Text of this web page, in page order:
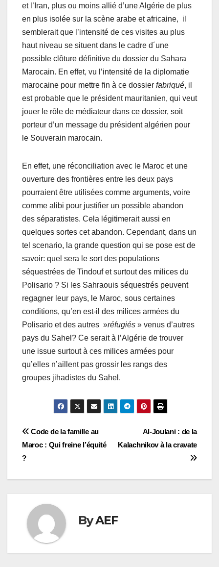
et l’Iran, plus ou moins allié d’une Algérie de plus
en plus isolée sur la scène arabe et africaine, il
semblerait que l’intensité de ces visites au plus
haut niveau se situent dans le cadre d´une
possible clôture définitive du dossier du Sahara
Marocain. En effet, vu l’intensité de la diplomatie
marocaine pour mettre fin à ce dossier fabriqué, il
est probable que le président mauritanien, qui veut
jouer le rôle de médiateur dans ce dossier, soit
porteur d’un message du président algérien pour
le Souverain marocain.
En effet, une réconciliation avec le Maroc et une
ouverture des frontières entre les deux pays
pourraient être utilisées comme arguments, voire
comme alibi pour justifier un possible abandon
des séparatistes. Cela légitimerait aussi en
quelques sortes cet abandon. Cependant, dans un
tel scenario, la grande question qui se pose est de
savoir: quel sera le sort des populations
séquestrées de Tindouf et surtout des milices du
Polisario ? Si les Sahraouis séquestrés peuvent
regagner leur pays, le Maroc, sous certaines
conditions, qu’en est-il des milices armées du
Polisario et des autres »réfugiés » venus d’autres
pays du Sahel? Ce serait à l’Algérie de trouver
une issue surtout à ces milices armées pour
qu’elles n’aillent pas grossir les rangs des
groupes jihadistes du Sahel.
Navigation
de
l’article
Al-Joulani : de la
Kalachnikov à la cravate
Code de la famille au
Maroc : Qui freine l’équité
?
ByAEF